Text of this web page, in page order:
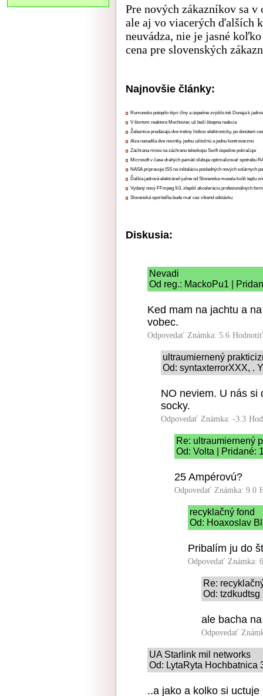
Pre nových zákazníkov sa
ale aj vo viacerých ďalších
neuvádza, nie je jasné
cena pre slovenských
Najnovšie články:
Rumunsko potopilo štyri člny a úspešne zvýšilo tok Dunaja k
V štvrtom reaktore Mochoviec už beží štiepna reakcia
Železnice predávajú dve tretiny lístkov elektronicky, po donútení
Alza nasadila dve novinky, jednu užitočnú a jednu kontroverznú
Záchrana misie na záchranu teleskopu Swift úspešne pokračuje
Microsoft v čase drahých pamätí sľubuje optimalizovať spotrebu
NASA pripravuje ISS na inštaláciu posledných nových solárnych
Ďalšia jadrová elektráreň južne od Slovenska musela kvôli teplu
Vydaný nový FFmpeg 9.0, zlepšil akceleráciu profesionálnych
Slovenská sporiteľňa bude mať cez víkend odstávku
Diskusia:
Nevadi
Od reg.: MackoPu1 |
Ked mam na jachtu a
vobec.
Odpovedať Známka: 5.6
ultraumiernený
Od: syntaxterrorXXX, .
NO neviem. U nás si
socky.
Odpovedať Známka: -3.3
Re: ultraumiernený
Od: Volta | Pridané:
25 Ampérovú?
Odpovedať Známka: 9.0
recyklačný fond
Od: Hoaxoslav
Pribalím ju do
Odpovedať Známka:
Re:
Od:
ale bacha
Odpovedať
UA Starlink mil networks
Od: LytaRyta Hochbatnica
..a jako a kolko si